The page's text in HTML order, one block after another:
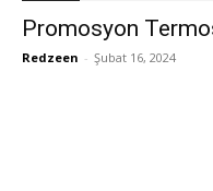
Promosyon
Redzeen - Şubat 16, 2024